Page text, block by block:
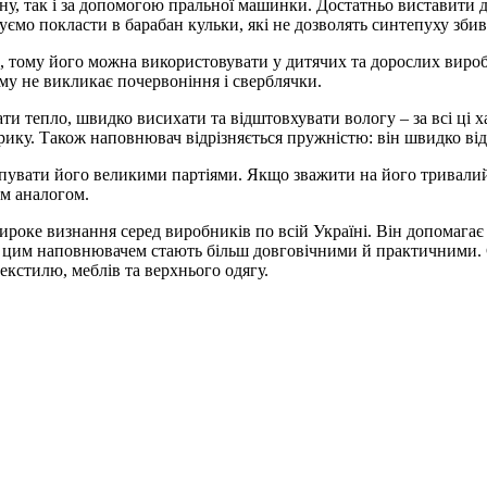
так і за допомогою пральної машинки. Достатньо виставити
покласти в барабан кульки, які не дозволять синтепуху
його можна використовувати у дитячих та дорослих
не викликає почервоніння і сверблячки.
тепло, швидко висихати та відштовхувати вологу – за всі
Також наповнювач відрізняється пружністю: він швидко
його великими партіями. Якщо зважити на його тривалий
аналогом.
визнання серед виробників по всій Україні. Він
з цим наповнювачем стають більш довговічними й
меблів та верхнього одягу.